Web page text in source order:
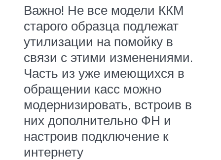
Важно! Не все модели ККМ
старого образца подлежат
утилизации на помойку в
связи с этими изменениями.
Часть из уже имеющихся в
обращении касс можно
модернизировать, встроив в
них дополнительно ФН и
настроив подключение к
интернету